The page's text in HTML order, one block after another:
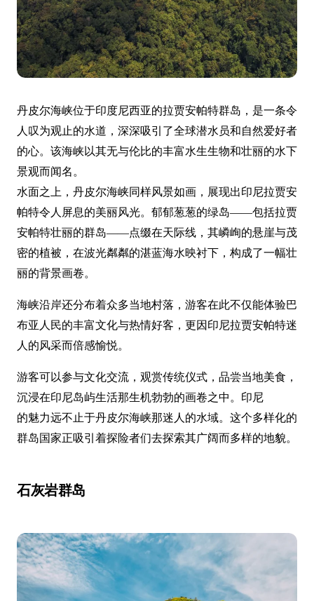
丹皮尔海峡位于印度尼西亚的拉贾安帕特群岛，是一条令
人叹为观止的水道，深深吸引了全球潜水员和自然爱好者
的心。该海峡以其无与伦比的丰富水生生物和壮丽的水下
景观而闻名。
水面之上，丹皮尔海峡同样风景如画，展现出印尼拉贾安
帕特令人屏息的美丽风光。郁郁葱葱的绿岛——包括拉贾
安帕特壮丽的群岛——点缀在天际线，其嶙峋的悬崖与茂
密的植被，在波光粼粼的湛蓝海水映衬下，构成了一幅壮
丽的背景画卷。
海峡沿岸还分布着众多当地村落，游客在此不仅能体验巴
布亚人民的丰富文化与热情好客，更因印尼拉贾安帕特迷
人的风采而倍感愉悦。
游客可以参与文化交流，观赏传统仪式，品尝当地美食，
沉浸在印尼岛屿生活那生机勃勃的画卷之中。印尼
的魅力远不止于丹皮尔海峡那迷人的水域。这个多样化的
群岛国家正吸引着探险者们去探索其广阔而多样的地貌。
石灰岩群岛